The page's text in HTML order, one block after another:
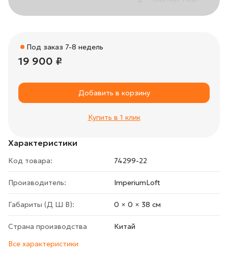
Характеристики
Код товара: 74299-22
Производитель: ImperiumLoft
Габариты (Д Ш В): 0 × 0 × 38 cм
Страна производства
Китай
Все характеристики
Под заказ 7-8 недель
19 900 ₽
Добавить в корзину
Купить в 1 клик